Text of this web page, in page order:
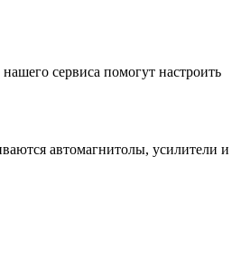
сервиса помогут настроить
автомагнитолы, усилители и